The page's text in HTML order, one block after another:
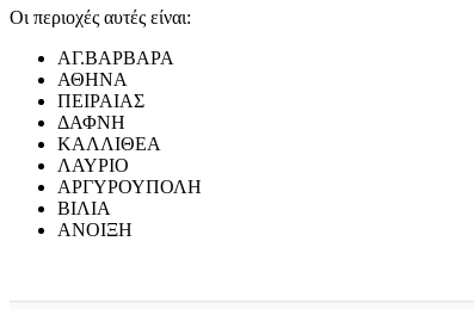
Οι περιοχές αυτές είναι:
ΑΓ.ΒΑΡΒΑΡΑ
ΑΘΗΝΑ
ΠΕΙΡΑΙΑΣ
ΔΑΦΝΗ
ΚΑΛΛΙΘΕΑ
ΛΑΥΡΙΟ
ΑΡΓΥΡΟΥΠΟΛΗ
ΒΙΛΙΑ
ΑΝΟΙΞΗ